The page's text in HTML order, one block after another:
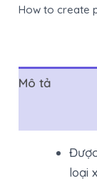
How to create
Mô tả
loại